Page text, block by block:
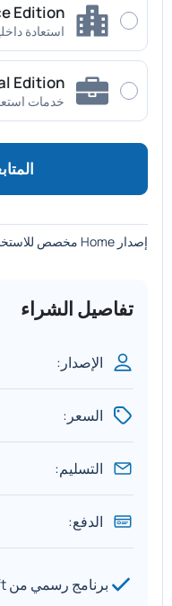
Edition
استعادة
Edition
خدمات
إصدار Home مخصص للاستخدام الشخصي غير التجاري في المنزل.
تفاصيل الشراء
الإصدار:
السعر:
التسليم:
الدفع:
برنامج رسمي من East Imperial Soft